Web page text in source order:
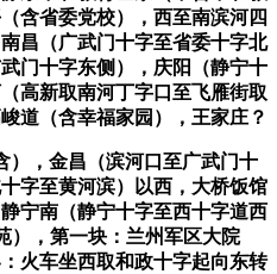
含省委党校），西至南滨河四
昌（广武门十字至省委十字北
门十字东侧），庆阳（静宁十
高新取南河丁字口至飞雁街取
道（含幸福家园），王家庄？
，金昌（滨河口至广武门十
字至黄河滨）以西，大桥饭馆
宁南（静宁十字至西十字道西
），第一块：兰州军区大院
火车坐西取和政十字起向东转